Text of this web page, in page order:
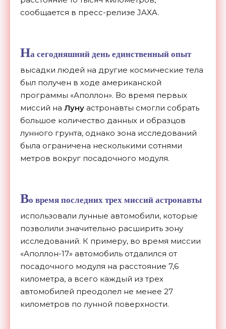
сообщается в пресс-релизе JAXA.
На сегодняшний день единственный опыт
высадки людей на другие космические тела
был получен в ходе американской
программы «Аполлон». Во время первых
миссий на Луну астронавты смогли собрать
большое количество данных и образцов
лунного грунта, однако зона исследований
была ограничена несколькими сотнями
метров вокруг посадочного модуля.
Во время последних трех миссий астронавты
использовали лунные автомобили, которые
позволили значительно расширить зону
исследований. К примеру, во время миссии
«Аполлон-17» автомобиль отдалился от
посадочного модуля на расстояние 7,6
километра, а всего каждый из трех
автомобилей преодолел не менее 27
километров по лунной поверхности.